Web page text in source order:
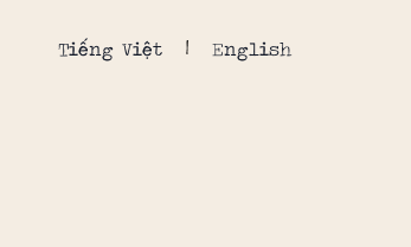
Tiếng Việt English